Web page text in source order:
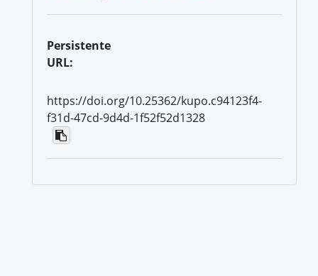
Persistente
URL:
https://doi.org/10.25362/kupo.c94123f4-
f31d-47cd-9d4d-1f52f52d1328